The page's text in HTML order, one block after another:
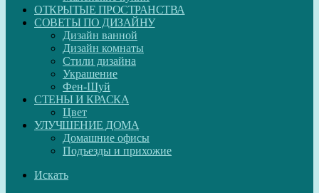
ОТКРЫТЫЕ ПРОСТРАНСТВА
СОВЕТЫ ПО ДИЗАЙНУ
Дизайн ванной
Дизайн комнаты
Стили дизайна
Украшение
Фен-Шуй
СТЕНЫ И КРАСКА
Цвет
УЛУЧШЕНИЕ ДОМА
Домашние офисы
Подъезды и прихожие
Искать